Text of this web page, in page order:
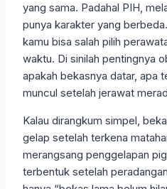
yang sama. Padahal PIH,
punya karakter yang
kamu bisa salah pilih
waktu. Di sinilah pentingnya
apakah bekasnya datar, apa
muncul setelah jerawat
Kalau dirangkum simpel,
gelap setelah terkena
merangsang penggelapan
terbentuk setelah